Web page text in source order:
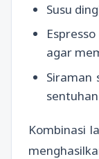
Susu
agar
Siraman
Kombinasi